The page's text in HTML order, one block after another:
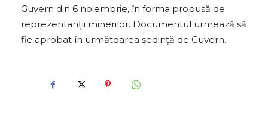
Guvern din 6 noiembrie, în forma propusă de
reprezentanţii minerilor. Documentul urmează să
fie aprobat în următoarea şedinţă de Guvern.